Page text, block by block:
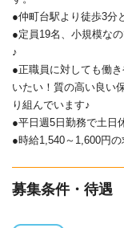
●仲町台駅より徒歩3分
●定員19名、小規模な
♪
●正職員に対しても働
いたい！質の高い良い
り組んでいます♪
●平日週5日勤務で土日
●時給1,540～1,600円の
募集条件・待遇